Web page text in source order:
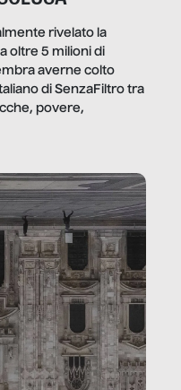
rivelato la
oltre 5 milioni di
averne colto
di SenzaFiltro tra
povere,